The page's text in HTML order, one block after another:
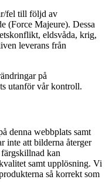
fel till följd av
(Force Majeure). Dessa
eldsvåda, krig,
leverans från
på
utanför vår kontroll.
denna webbplats samt
inte att bilderna återger
färgskillnad kan
samt upplösning. Vi
så korrekt som